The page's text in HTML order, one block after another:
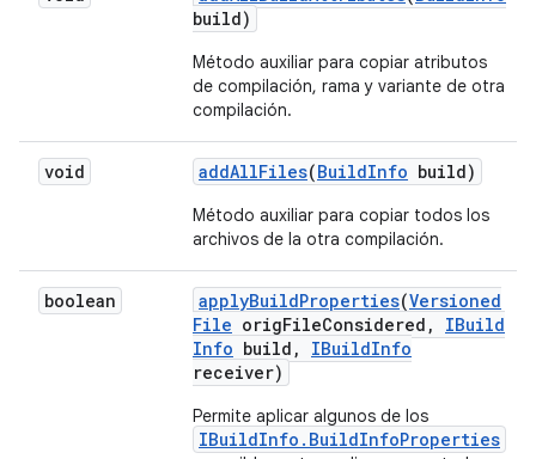
build)
Método auxiliar para copiar atributos
de compilación, rama y variante de otra
compilación.
void addAllFiles(BuildInfo build)
Método auxiliar para copiar todos los
archivos de la otra compilación.
boolean applyBuildProperties(Versioned
File origFileConsidered ,
IBuild
Info build , IBuildInfo
receiver)
Permite aplicar algunos de los
IBuildInfo.BuildInfoProperties